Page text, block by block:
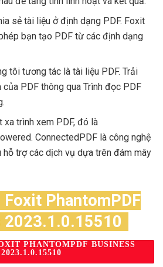
sẻ tài liệu ở định dạng PDF. Foxit
bạn tạo PDF từ các định dạng
tôi tương tác là tài liệu PDF. Trải
PDF thông qua Trình đọc PDF
trình xem PDF, đó là
ConnectedPDF là công nghệ
hỗ trợ các dịch vụ dựa trên đám mây
PhantomPDF
2023.1.0.15510
PHANTOMPDF BUSINESS
2023.1.0.15510